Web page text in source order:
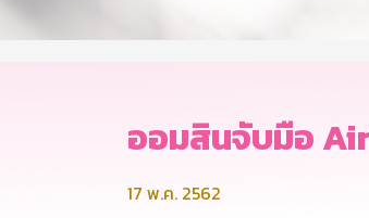
ออมสินจับมือ
17 พ.ค. 2562